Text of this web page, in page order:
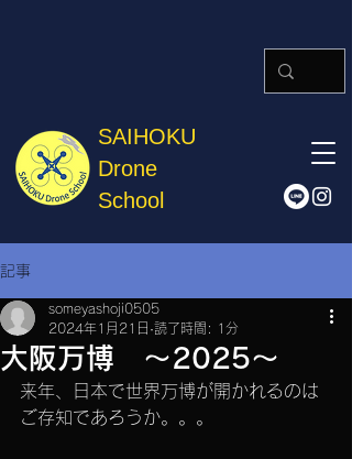
SAIHOKU
Drone
School
記事
大阪万博 ～2025～
someyashoji0505
2024年1月21日 読了時間: 1分
来年、日本で世界万博が開かれるのは
ご存知であろうか。。。